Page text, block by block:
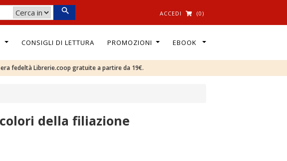
ACCEDI (0)
CONSIGLI DI LETTURA PROMOZIONI EBOOK
fedeltà Librerie.coop gratuite a partire da 19€.
della filiazione